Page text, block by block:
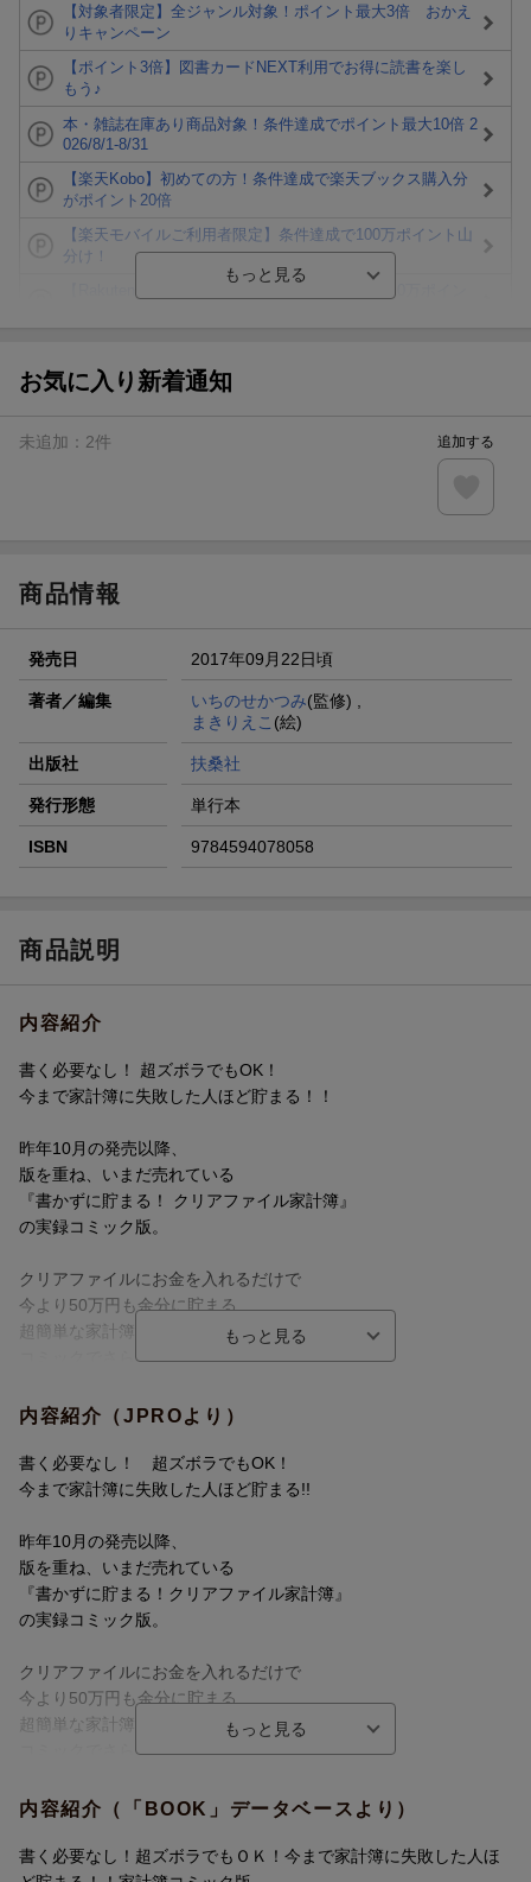
【対象者限定】全ジャンル対象！ポイント最大3倍 おかえ
りキャンペーン
【ポイント3倍】図書カードNEXT利用でお得に読書を楽し
もう♪
本・雑誌在庫あり商品対象！条件達成でポイント最大10倍 2
026/8/1-8/31
【楽天Kobo】初めての方！条件達成で楽天ブックス購入分
がポイント20倍
【楽天モバイルご利用者限定】条件達成で100万ポイント山
分け！
が当たる！
楽天モバイル紹介キャンペーンの拡散で300円OFFクーポン
条件達成で楽天限定・宝塚歌劇 宙組貸切公演ペアチケット
お気に入り新着通知
未追加： 2件 追加する
商品情報
発売日 2017年09月22日頃
著者／編集 いちのせかつみ(監修) ,
まきりえこ (絵)
出版社 扶桑社
発行形態 単行本
ISBN 9784594078058
商品説明
内容紹介
書く必要なし！ 超ズボラでもOK！
今まで家計簿に失敗した人ほど貯まる！！
昨年10月の発売以降、
版を重ね、いまだ売れている
『書かずに貯まる！ クリアファイル家計簿』
の実録コミック版。
クリアファイルにお金を入れるだけで
今より50万円も余分に貯まる
超簡単な家計簿を、
コミックでさらに簡単に解説。
月10万円貯まるようになった元ズボラ主婦も！
普通の家計簿から面倒な要素を
一切省いているから、
クリアファイル家計簿のやり方はもちろん、
実際に『クリアファイル家計簿』を
試した人たちの体験談をマンガで解説。
【CONTENTS】
●クリアファイル家計簿で人生が変わった3人の実録マンガ
・月10万円貯金できるようになった万年赤字主婦
・コンビニちょこちょこ買いが収まって部屋までキレイになった
・子供まで浪費が収まった元浪費家主婦
●マンガで解説【クリアファイル家計簿のやり方】
内容紹介（JPROより）
書く必要なし！ 超ズボラでもOK！
今まで家計簿に失敗した人ほど貯まる!!
昨年10月の発売以降、
版を重ね、いまだ売れている
『書かずに貯まる！クリアファイル家計簿』
の実録コミック版。
クリアファイルにお金を入れるだけで
今より50万円も余分に貯まる
超簡単な家計簿を、
コミックでさらに簡単に解説。
月10万円貯まるようになった元ズボラ主婦も！
普通の家計簿から面倒な要素を
内容紹介（「BOOK」データベースより）
書く必要なし！超ズボラでもＯＫ！今まで家計簿に失敗した人ほ